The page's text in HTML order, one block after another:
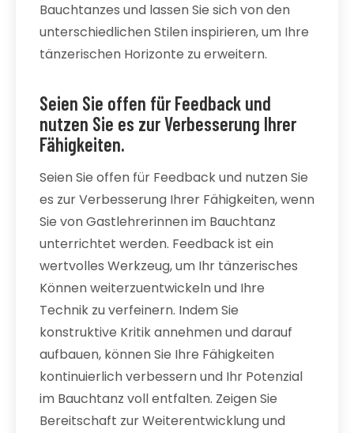
Bauchtanzes und lassen Sie sich von den
unterschiedlichen Stilen inspirieren, um Ihre
tänzerischen Horizonte zu erweitern.
Seien Sie offen für Feedback und
nutzen Sie es zur Verbesserung Ihrer
Fähigkeiten.
Seien Sie offen für Feedback und nutzen Sie
es zur Verbesserung Ihrer Fähigkeiten, wenn
Sie von Gastlehrerinnen im Bauchtanz
unterrichtet werden. Feedback ist ein
wertvolles Werkzeug, um Ihr tänzerisches
Können weiterzuentwickeln und Ihre
Technik zu verfeinern. Indem Sie
konstruktive Kritik annehmen und darauf
aufbauen, können Sie Ihre Fähigkeiten
kontinuierlich verbessern und Ihr Potenzial
im Bauchtanz voll entfalten. Zeigen Sie
Bereitschaft zur Weiterentwicklung und